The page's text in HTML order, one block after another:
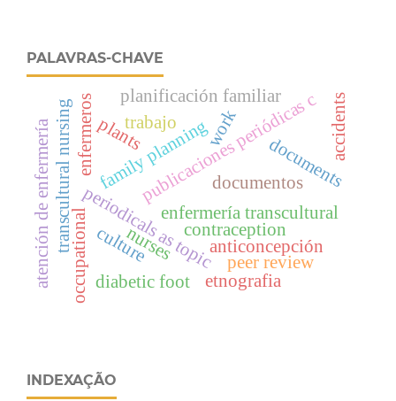
PALAVRAS-CHAVE
documentos
periodicals as topic
publicaciones periódicas c
transcultural nursing enfermería transcultural
atención de enfermería family planning
contraception
planificación familiar
anticoncepción
peer review
documents
nurses
enfermeros accidents
occupational diabetic foot etnografia
culture
plants work
trabajo
INDEXAÇÃO